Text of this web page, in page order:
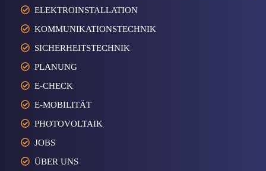
ELEKTROINSTALLATION
KOMMUNIKATIONSTECHNIK
SICHERHEITSTECHNIK
PLANUNG
E-CHECK
E-MOBILITÄT
PHOTOVOLTAIK
JOBS
ÜBER UNS